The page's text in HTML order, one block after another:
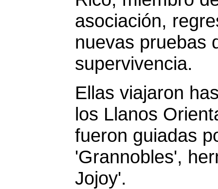
asociación,
nuevas pruebas
supervivencia.
Ellas viajaron
los Llanos
fueron guiadas
'Grannobles',
Jojoy'.